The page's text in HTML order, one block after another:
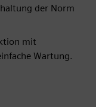
der Norm
mit
Wartung.